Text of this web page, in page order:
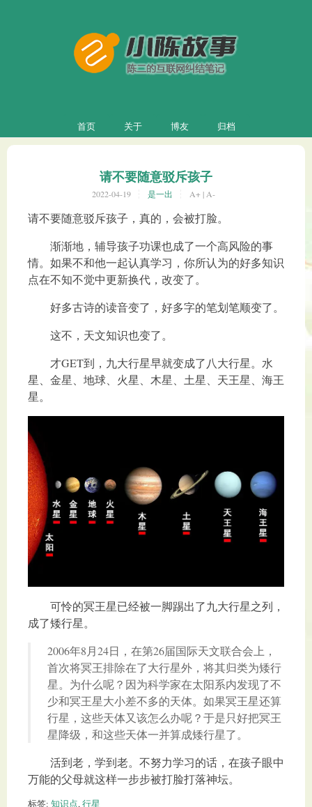
首页 关于 博友 归档
请不要随意驳斥孩子
2022-04-19 是一出 A+ |A-
请不要随意驳斥孩子，真的，会被打脸。
渐渐地，辅导孩子功课也成了一个高风险的事
情。如果不和他一起认真学习，你所认为的好多知识
点在不知不觉中更新换代，改变了。
好多古诗的读音变了，好多字的笔划笔顺变了。
这不，天文知识也变了。
才GET到，九大行星早就变成了八大行星。水
星、金星、地球、火星、木星、土星、天王星、海王
星。
可怜的冥王星已经被一脚踢出了九大行星之列，
成了矮行星。
2006年8月24日，在第26届国际天文联合会上，
首次将冥王排除在了大行星外，将其归类为矮行
星。为什么呢？因为科学家在太阳系内发现了不
少和冥王星大小差不多的天体。如果冥王星还算
行星，这些天体又该怎么办呢？于是只好把冥王
星降级，和这些天体一并算成矮行星了。
活到老，学到老。不努力学习的话，在孩子眼中
万能的父母就这样一步步被打脸打落神坛。
标签: 知识点,行星